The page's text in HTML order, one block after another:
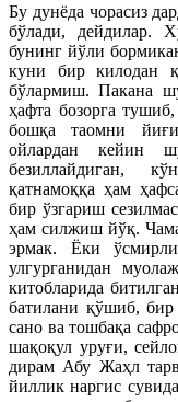
Бу дунёда чорасиз
бўлади, дейдилар.
бунинг йўли
куни бир килодан
бўлармиш. Пакана
ҳафта бозорга
бошқа таомни
ойлардан кейин
безиллайдиган,
қатнамоққа ҳам
бир ўзгариш
ҳам силжиш йўқ.
эрмак. Ёки
улгурганидан
китобларида
батилани қўшиб,
сано ва тошбақа
шақоқул уруғи,
дирам Абу Жаҳл
йиллик наргис